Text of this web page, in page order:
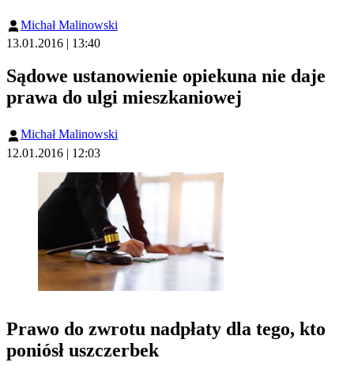
Michał Malinowski
13.01.2016 | 13:40
Sądowe ustanowienie opiekuna nie daje
prawa do ulgi mieszkaniowej
Michał Malinowski
12.01.2016 | 12:03
Prawo do zwrotu nadpłaty dla tego, kto
poniósł uszczerbek